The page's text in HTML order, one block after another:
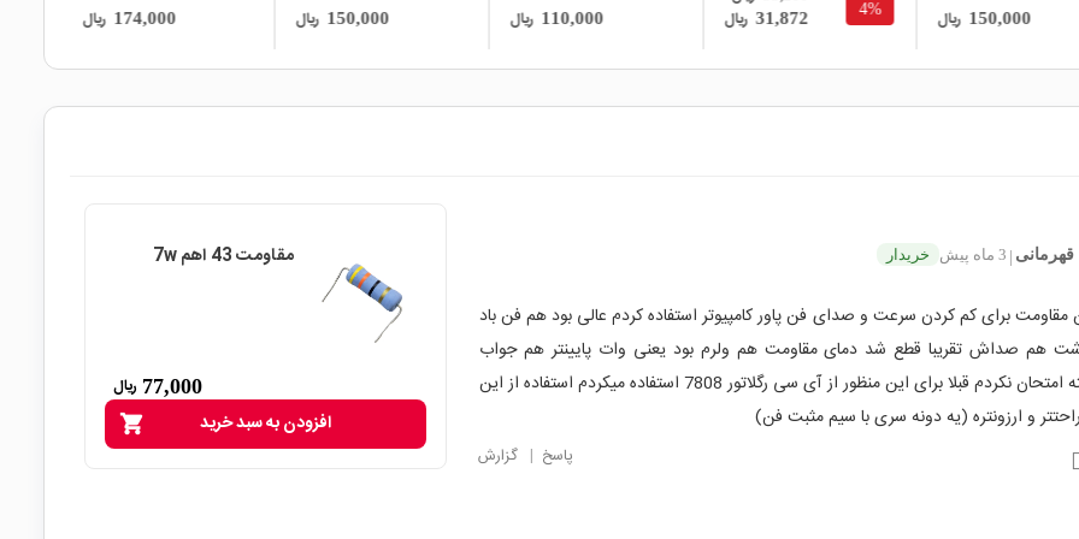
31,872 ریال 110,000 ریال 150,000 ریال 174,000 ریال
SIEMENS
120,000 ریال
3 ماه پیش خریدار
مقاومت برای کم کردن سرعت و صدای فن پاور کامپیوتر استفاده کردم عالی بود هم فن باد
هم صداش تقریبا قطع شد دمای مقاومت هم ولرم بود یعنی وات پایینتر هم جواب
میداد البته امتحان نکردم قبلا برای این منظور از آی سی رگلاتور 7808 استفاده میکردم استفاده از این
و ارزونتره (یه دونه سری با سیم مثبت فن)
پاسخ | گزارش
مقاومت 43 اهم 7w
77,000 ریال
shopping_cart افزودن به سبد خرید